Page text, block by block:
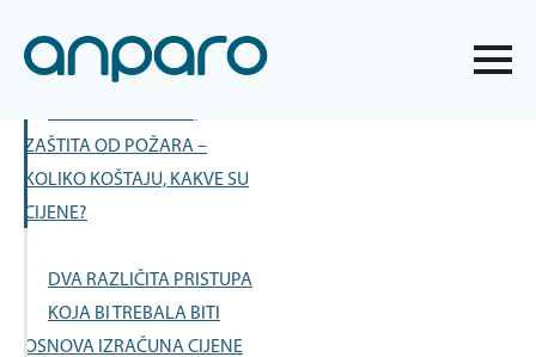
Sadržaj
ZAŠTITA OD POŽARA –
KOLIKO KOŠTAJU, KAKVE SU
CIJENE?
DVA RAZLIČITA PRISTUPA
KOJA BI TREBALA BITI
OSNOVA IZRAČUNA CIJENE